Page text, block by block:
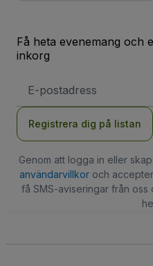
Få heta evenemang och
inkorg
postadress
Registrera dig på listan
Genom att logga in eller
användarvillkoroch
få SMS-aviseringar från